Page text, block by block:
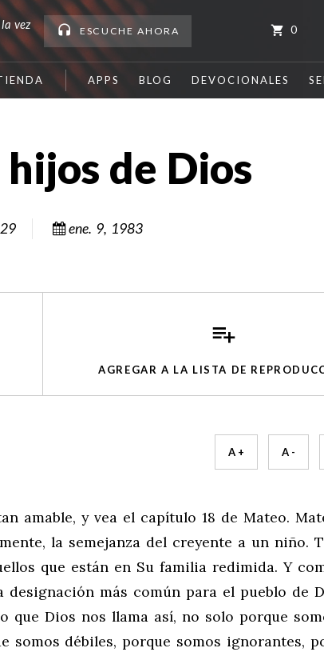
vez
ESCUCHE AHORA 0
APPS BLOG DEVOCIONALES
de Dios
ene. 9, 1983
AGREGAR A LA LISTA DE
A + A -
amable, y vea el capítulo 18 de Mateo.
la semejanza del creyente a un niño.
que están en Su familia redimida. Y
más común para el pueblo de
que Dios nos llama así, no solo porque
somos débiles, porque somos ignorantes,